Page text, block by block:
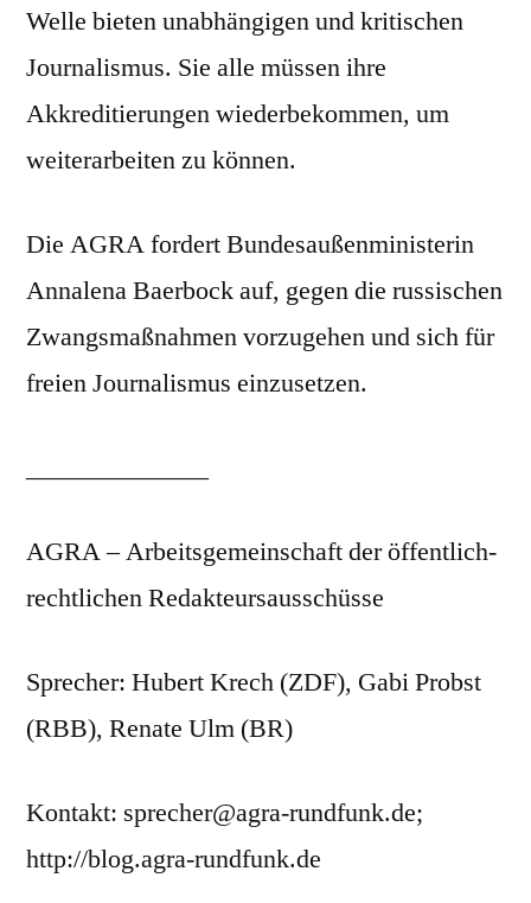
Welle bieten unabhängigen und kritischen
Journalismus. Sie alle müssen ihre
Akkreditierungen wiederbekommen, um
weiterarbeiten zu können.
Die AGRA fordert Bundesaußenministerin
Annalena Baerbock auf, gegen die russischen
Zwangsmaßnahmen vorzugehen und sich für
freien Journalismus einzusetzen.
AGRA – Arbeitsgemeinschaft der öffentlich-
rechtlichen Redakteursausschüsse
Sprecher: Hubert Krech (ZDF), Gabi Probst
(RBB), Renate Ulm (BR)
Kontakt: sprecher@agra-rundfunk.de;
http://blog.agra-rundfunk.de